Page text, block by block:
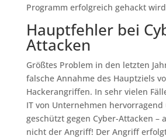
Programm erfolgreich gehackt
Hauptfehler bei
Attacken
Größtes Problem in den letzten
falsche Annahme des Hauptziels
Hackerangriffen. In sehr vielen
IT von Unternehmen
geschützt gegen Cyber-Attacken –
nicht der Angriff! Der Angriff